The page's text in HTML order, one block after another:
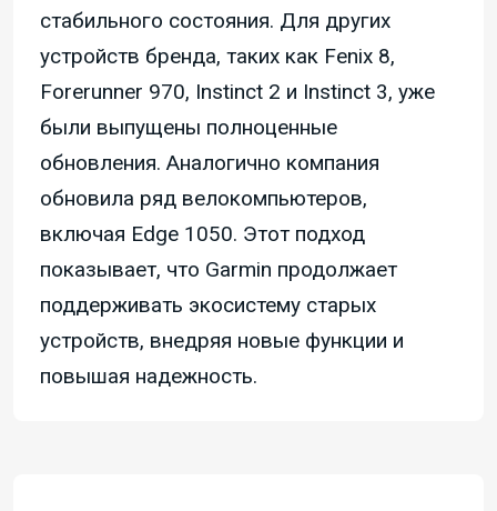
стабильного состояния. Для других
устройств бренда, таких как Fenix 8,
Forerunner 970, Instinct 2 и Instinct 3, уже
были выпущены полноценные
обновления. Аналогично компания
обновила ряд велокомпьютеров,
включая Edge 1050. Этот подход
показывает, что Garmin продолжает
поддерживать экосистему старых
устройств, внедряя новые функции и
повышая надежность.